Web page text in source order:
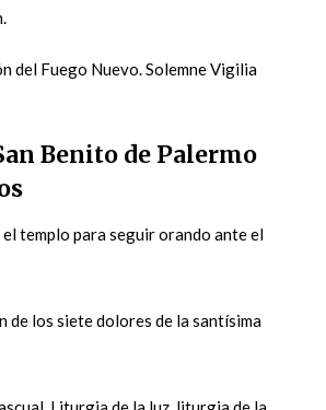
del Fuego Nuevo. Solemne Vigilia
Benito de Palermo
el templo para seguir orando ante el
de los siete dolores de la santísima